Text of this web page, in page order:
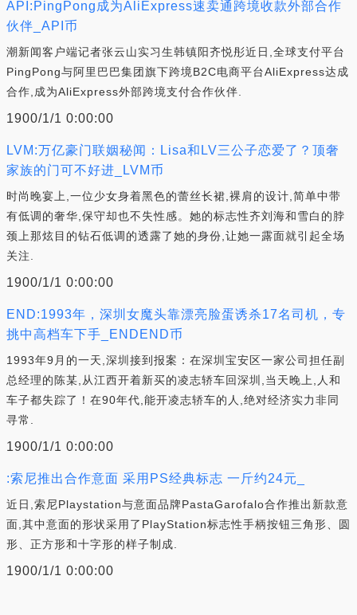
API:PingPong成为AliExpress速卖通跨境收款外部合作
伙伴_API币
潮新闻客户端记者张云山实习生韩镇阳齐悦彤近日,全球支付平台
PingPong与阿里巴巴集团旗下跨境B2C电商平台AliExpress达成
合作,成为AliExpress外部跨境支付合作伙伴.
1900/1/1 0:00:00
LVM:万亿豪门联姻秘闻：Lisa和LV三公子恋爱了？顶奢
家族的门可不好进_LVM币
时尚晚宴上,一位少女身着黑色的蕾丝长裙,裸肩的设计,简单中带
有低调的奢华,保守却也不失性感。她的标志性齐刘海和雪白的脖
颈上那炫目的钻石低调的透露了她的身份,让她一露面就引起全场
关注.
1900/1/1 0:00:00
END:1993年，深圳女魔头靠漂亮脸蛋诱杀17名司机，专
挑中高档车下手_ENDEND币
1993年9月的一天,深圳接到报案：在深圳宝安区一家公司担任副
总经理的陈某,从江西开着新买的凌志轿车回深圳,当天晚上,人和
车子都失踪了！在90年代,能开凌志轿车的人,绝对经济实力非同
寻常.
1900/1/1 0:00:00
:索尼推出合作意面 采用PS经典标志 一斤约24元_
近日,索尼Playstation与意面品牌PastaGarofalo合作推出新款意
面,其中意面的形状采用了PlayStation标志性手柄按钮三角形、圆
形、正方形和十字形的样子制成.
1900/1/1 0:00:00